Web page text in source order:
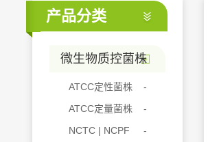
产品分类
微生物质控菌株
ATCC定性菌株
ATCC定量菌株
NCTC | NCPF